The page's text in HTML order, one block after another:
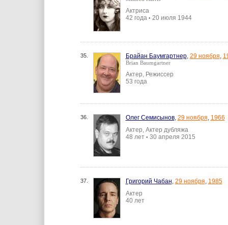
Актриса
42 года • 20 июля 1944
35. Брайан Баумгартнер, 29 ноября,
Brian Baumgartner
Актер, Режиссер
53 года
36. Олег Семисынов, 29 ноября, 1966
Актер, Актер дубляжа
48 лет • 30 апреля 2015
37. Григорий Чабан, 29 ноября, 1985
Актер
40 лет